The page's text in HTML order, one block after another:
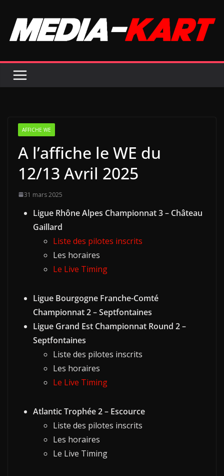
contenu
AFFICHE WE
A l’affiche le WE du
12/13 Avril 2025
31 mars 2025
Ligue Rhône Alpes Championnat 3 – Château
Gaillard
Liste des pilotes inscrits
Les horaires
Le Live Timing
Ligue Bourgogne Franche-Comté
Championnat 2 – Septfontaines
Ligue Grand Est Championnat Round 2 –
Septfontaines
Liste des pilotes inscrits
Les horaires
Le Live Timing
Atlantic Trophée 2 – Escource
Liste des pilotes inscrits
Les horaires
Le Live Timing